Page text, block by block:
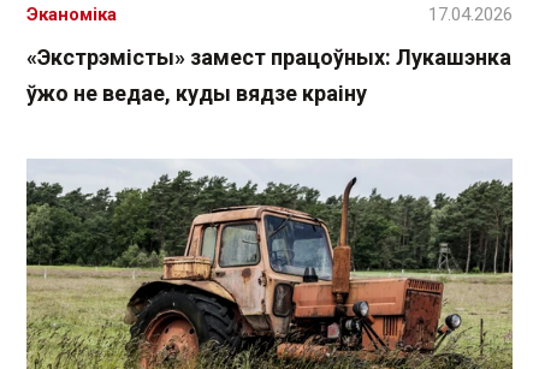
«Экстрэмісты» замест працоўных: Лукашэнка
ўжо не ведае, куды вядзе краіну
Эканоміка 17.04.2026